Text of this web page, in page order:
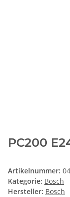
PC200
Artikelnummer:
Kategorie: Bosch
Hersteller: Bosch